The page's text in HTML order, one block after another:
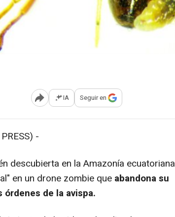
Abrir opciones para compartir
IA Seguir en
-
descubierta en la Amazonía ecuatoriana
en un drone zombie que abandona su
de la avispa.